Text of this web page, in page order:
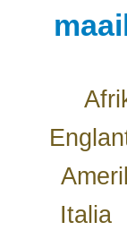
Italia